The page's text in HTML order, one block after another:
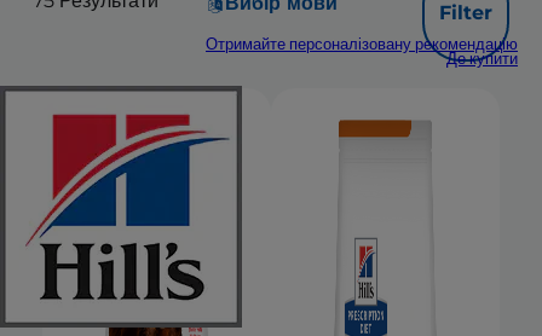
Отримайте персоналізовану рекомендацію
Де купити
Filter